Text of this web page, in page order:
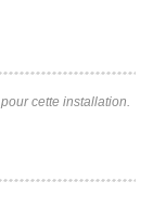
cette installation.